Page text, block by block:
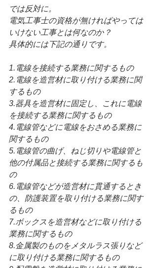
では反対に。
電気工事士の資格が無ければやっては
いけない工事とは何なのか？
具体的には下記の通りです。
1.電線を接続する業務に関するもの
2.電線を造営材に取り付ける業務に関
するもの
3.器具を造営材に固定し、これに電線
を接続する業務に関するもの
4.電線管などに電線をおさめる業務に
関するもの
5.電線管の曲げ、ねじ切りや電線管と
他の付属品と接続する業務に関するも
の
6.電線管などが造営材に貫通するとき
の、防護装置を取り付ける業務に関す
るもの
7.ボックスを造営材などに取り付ける
業務に関するもの
8.金属製のものをメタルラス張りなど
に取り付ける業務に関するもの